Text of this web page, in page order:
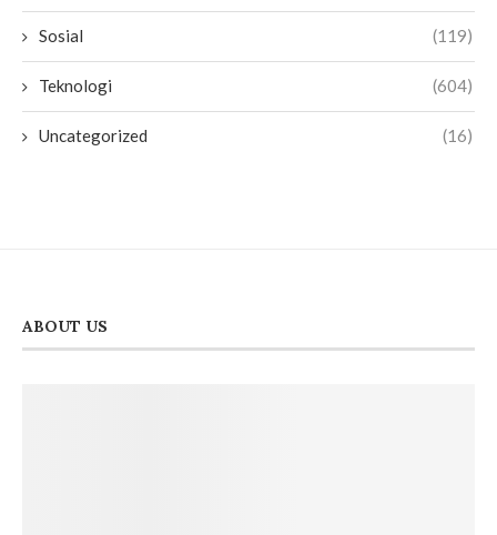
Sosial (119)
Teknologi (604)
Uncategorized (16)
ABOUT US